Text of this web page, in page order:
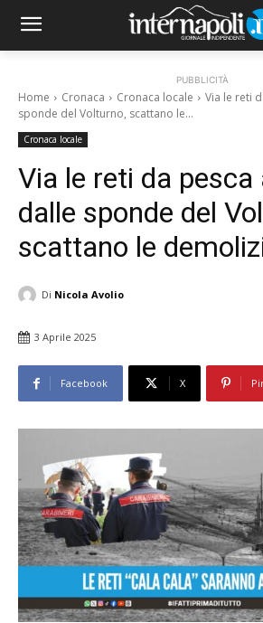
PUBBLICITÀ
Home Cronaca Cronaca locale
Via le reti
sponde del Volturno, scattano le...
Cronaca locale
Via le reti da pesca
dalle sponde del
scattano le
Di Nicola Avolio
3 Aprile 2025
Facebook X